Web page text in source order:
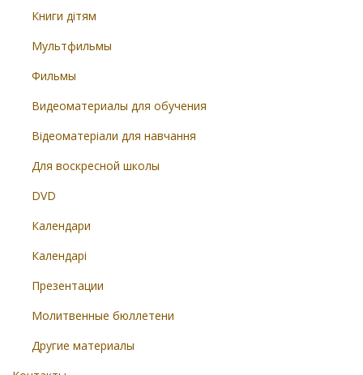
Книги дітям
Мультфильмы
Фильмы
Видеоматериалы для обучения
Відеоматеріали для навчання
Для воскресной школы
DVD
Календари
Календарі
Презентации
Молитвенные бюллетени
Другие материалы